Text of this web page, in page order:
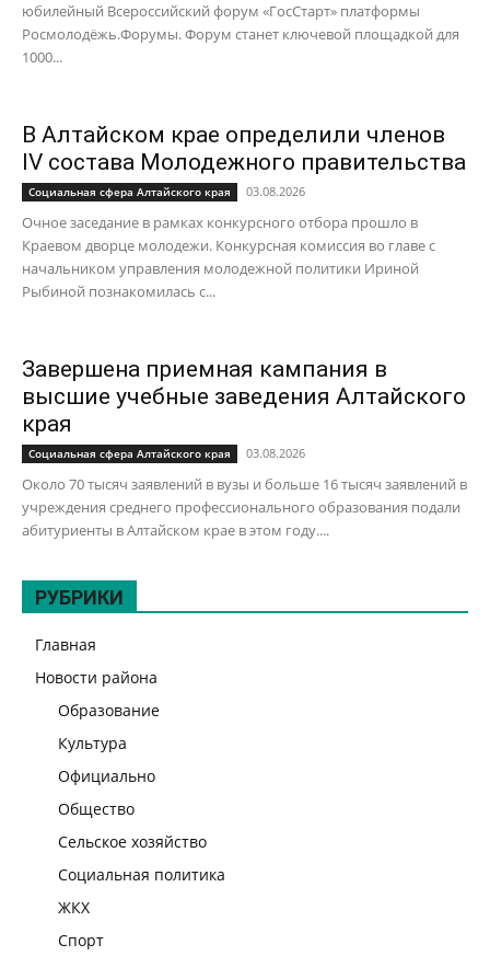
юбилейный Всероссийский форум «ГосСтарт» платформы
Росмолодёжь.Форумы. Форум станет ключевой площадкой для
1000...
В Алтайском крае определили членов
IV состава Молодежного правительства
Социальная сфера Алтайского края 03.08.2026
Очное заседание в рамках конкурсного отбора прошло в
Краевом дворце молодежи. Конкурсная комиссия во главе с
начальником управления молодежной политики Ириной
Рыбиной познакомилась с...
Завершена приемная кампания в
высшие учебные заведения Алтайского
края
Социальная сфера Алтайского края 03.08.2026
Около 70 тысяч заявлений в вузы и больше 16 тысяч заявлений в
учреждения среднего профессионального образования подали
абитуриенты в Алтайском крае в этом году....
РУБРИКИ
Главная
Новости района
Образование
Культура
Официально
Общество
Сельское хозяйство
Социальная политика
ЖКХ
Спорт